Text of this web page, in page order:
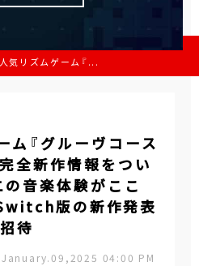
気リズムゲーム『...
ム『グルーヴコース
全新作情報をつい
の音楽体験がここ
版の新作発表
待
04:00 PM